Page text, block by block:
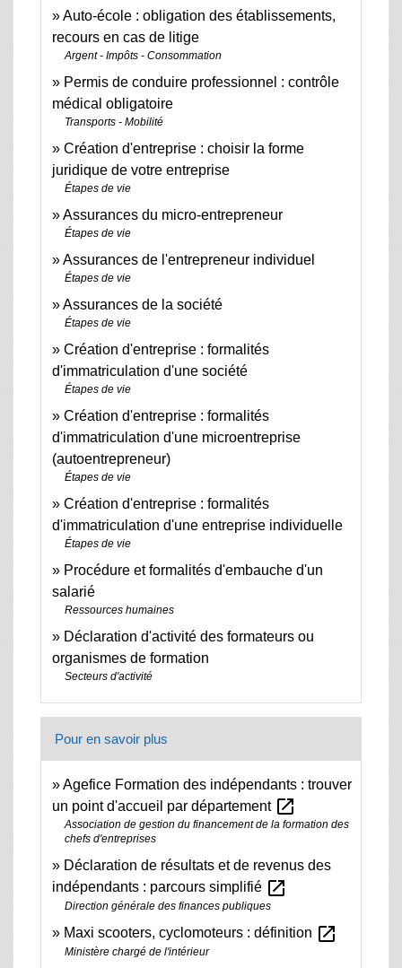
Auto-école : obligation des établissements,
recours en cas de litige
Argent - Impôts - Consommation
Permis de conduire professionnel : contrôle
médical obligatoire
Transports - Mobilité
Création d'entreprise : choisir la forme
juridique de votre entreprise
Étapes de vie
Assurances du micro-entrepreneur
Étapes de vie
Assurances de l'entrepreneur individuel
Étapes de vie
Assurances de la société
Étapes de vie
Création d'entreprise : formalités
d'immatriculation d'une société
Étapes de vie
Création d'entreprise : formalités
d'immatriculation d'une microentreprise
(autoentrepreneur)
Étapes de vie
Création d'entreprise : formalités
d'immatriculation d'une entreprise individuelle
Étapes de vie
Procédure et formalités d'embauche d'un
salarié
Ressources humaines
Déclaration d'activité des formateurs ou
organismes de formation
Secteurs d'activité
Pour en savoir plus
Agefice Formation des indépendants : trouver
un point d'accueil par département open_in_new
Association de gestion du financement de la formation des
chefs d'entreprises
Déclaration de résultats et de revenus des
indépendants : parcours simplifié open_in_new
Direction générale des finances publiques
Maxi scooters, cyclomoteurs : définition open_in_new
Ministère chargé de l'intérieur